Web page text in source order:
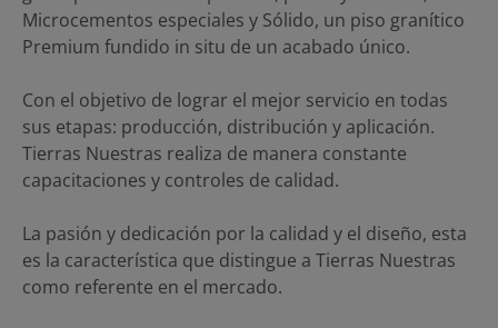
Microcementos especiales y Sólido, un piso granítico
Premium fundido in situ de un acabado único.
Con el objetivo de lograr el mejor servicio en todas
sus etapas: producción, distribución y aplicación.
Tierras Nuestras realiza de manera constante
capacitaciones y controles de calidad.
La pasión y dedicación por la calidad y el diseño, esta
es la característica que distingue a Tierras Nuestras
como referente en el mercado.